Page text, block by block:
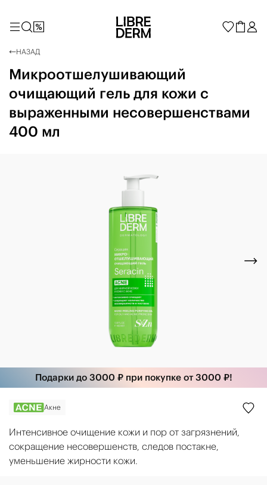
НАЗАД
Микроотшелушивающий
очищающий гель для кожи с
выраженными несовершенствами
400 мл
Подарки до 3000 ₽ при покупке от 3000 ₽!
Акне
Интенсивное очищение кожи и пор от загрязнений,
сокращение несовершенств, следов постакне,
уменьшение жирности кожи.